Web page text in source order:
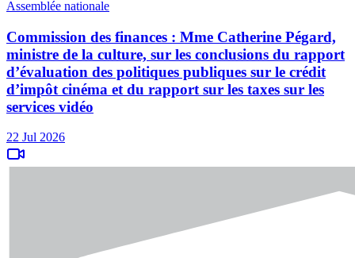
Assemblée nationale
Commission des finances : Mme Catherine Pégard,
ministre de la culture, sur les conclusions du rapport
d’évaluation des politiques publiques sur le crédit
d’impôt cinéma et du rapport sur les taxes sur les
services vidéo
22 Jul 2026